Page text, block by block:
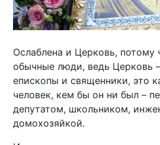
Ослаблена и Церковь, потому
обычные люди, ведь Церковь
епископы и священники, это
человек, кем бы он ни был –
депутатом, школьником,
домохозяйкой.